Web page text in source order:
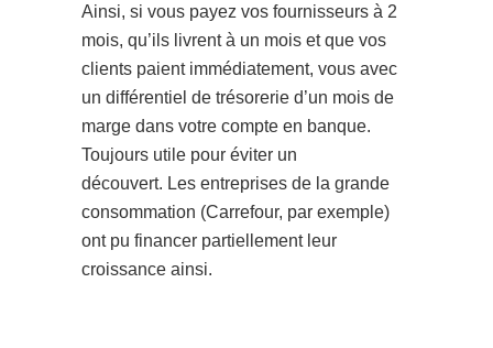
Ainsi, si vous payez vos fournisseurs à 2
mois, qu’ils livrent à un mois et que vos
clients paient immédiatement, vous avec
un différentiel de trésorerie d’un mois de
marge dans votre compte en banque.
Toujours utile pour éviter un
découvert. Les entreprises de la grande
consommation (Carrefour, par exemple)
ont pu financer partiellement leur
croissance ainsi.